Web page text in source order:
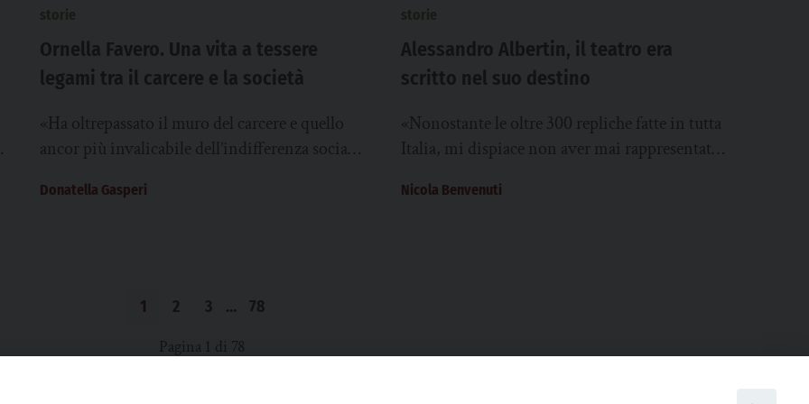
Ornella Favero. Una vita a tessere
legami tra il carcere e la società
«Ha oltrepassato il muro del carcere e quello
ancor più invalicabile dell’indifferenza sociale
comunità...
Donatella Gasperi
Alessandro Albertin, il teatro era
scritto nel suo destino
«Nonostante le oltre 300 repliche fatte in tutta
Italia, mi dispiace non aver mai rappresentato
Nicola Benvenuti
1 2 3 … 78
Pagina 1 di 78